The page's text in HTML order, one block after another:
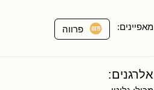
מאפיינים: פרווה
אלרגנים: